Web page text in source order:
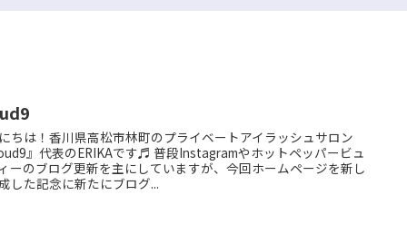
ちは！香川県高松市林町のプライベートアイラッシュサロン
』代表のERIKAです♬ 普段Instagramやホットペッパービュ
ーのブログ更新を主にしていますが、今回ホームページを新し
した記念に新たにブログ...